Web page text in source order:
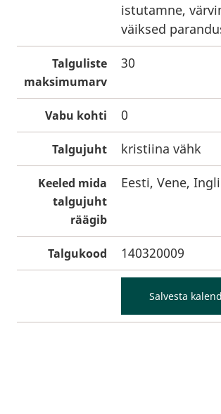
istutamne,
väiksed
Talguliste
maksimumarv
30
Vabu kohti 0
Talgujuht kristiina vähk
Keeled mida
talgujuht
räägib
Eesti, Vene,
Talgukood 140320009
Salvesta